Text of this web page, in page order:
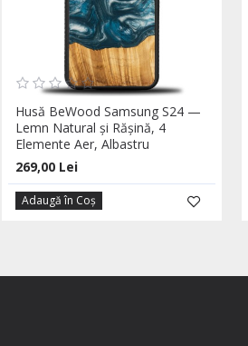
Husă BeWood Samsung S24 —
Lemn Natural și Rășină, 4
Elemente Aer, Albastru
269,00 Lei
Adaugă în Coş